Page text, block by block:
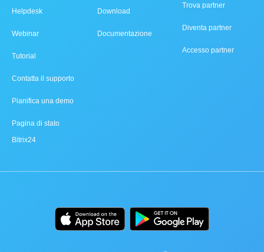
Helpdesk
Webinar
Tutorial
Contatta il supporto
Pianifica una demo
Pagina di stato
Bitrix24
Download
Documentazione
Trova partner
Diventa partner
Accesso partner